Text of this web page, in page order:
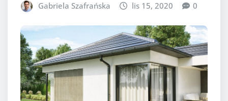
Gabriela Szafrańska lis 15, 2020 0